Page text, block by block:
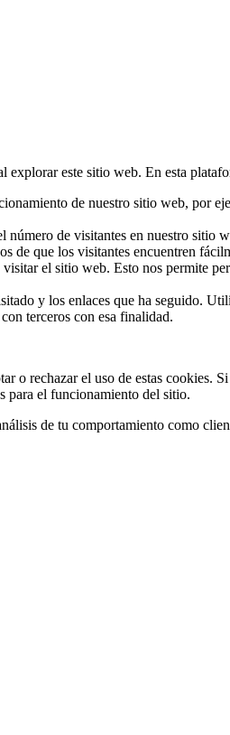
este sitio web. En esta
de nuestro sitio web, por
número de visitantes en nuestro
de que los visitantes encuentren
el sitio web. Esto nos permite
y los enlaces que ha seguido.
terceros con esa finalidad.
rechazar el uso de estas cookies.
para el funcionamiento del sitio.
de tu comportamiento como